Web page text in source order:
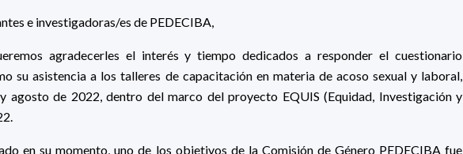
e investigadoras/es de PEDECIBA,
agradecerles el interés y tiempo dedicados a responder el cuestionario
su asistencia a los talleres de capacitación en materia de acoso sexual y laboral,
agosto de 2022, dentro del marco del proyecto EQUIS (Equidad, Investigación y
en su momento, uno de los objetivos de la Comisión de Género PEDECIBA fue